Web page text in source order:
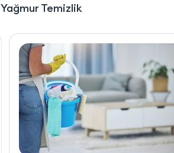
Yağmur Temizlik